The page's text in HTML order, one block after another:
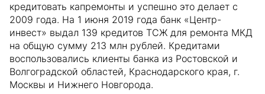
кредитовать капремонты и успешно это делает с
2009 года. На 1 июня 2019 года банк «Центр-
инвест» выдал 139 кредитов ТСЖ для ремонта МКД
на общую сумму 213 млн рублей. Кредитами
воспользовались клиенты банка из Ростовской и
Волгоградской областей, Краснодарского края, г.
Москвы и Нижнего Новгорода.